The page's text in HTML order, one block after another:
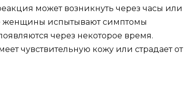
может возникнуть через часы или
женщины испытывают симптомы
через некоторое время.
чувствительную кожу или страдает от